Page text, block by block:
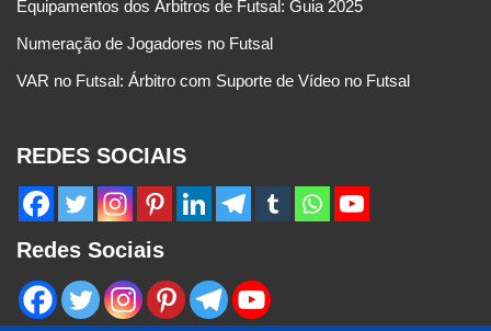
Equipamentos dos Árbitros de Futsal: Guia 2025
Numeração de Jogadores no Futsal
VAR no Futsal: Árbitro com Suporte de Vídeo no Futsal
REDES SOCIAIS
Redes Sociais